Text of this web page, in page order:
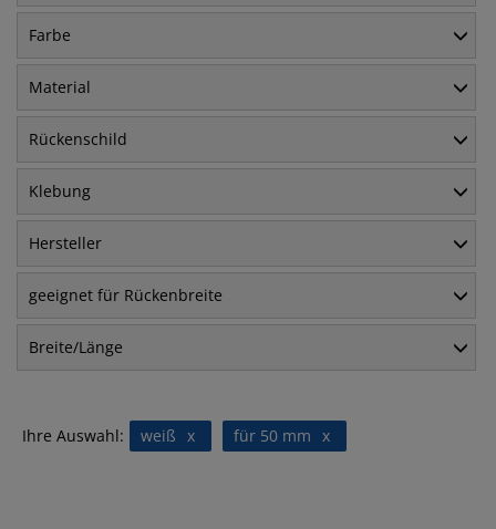
Farbe
Material
Rückenschild
Klebung
Hersteller
geeignet für Rückenbreite
Breite/Länge
Ihre Auswahl: x
weiß x
für 50 mm